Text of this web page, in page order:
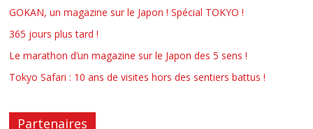
GOKAN, un magazine sur le Japon ! Spécial TOKYO !
365 jours plus tard !
Le marathon d’un magazine sur le Japon des 5 sens !
Tokyo Safari : 10 ans de visites hors des sentiers battus !
Partenaires